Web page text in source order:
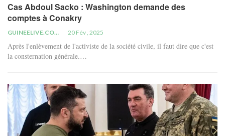
Cas Abdoul Sacko : Washington demande des
comptes à Conakry
GUINEELIVE.COM 20 Fév , 2025
Après l'enlèvement de l'activiste de la société civile, il faut dire que c'est
la consternation générale.…